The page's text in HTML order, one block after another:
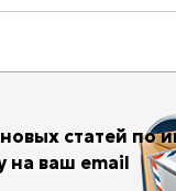
статей по
на ваш email